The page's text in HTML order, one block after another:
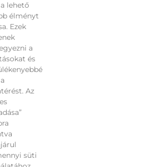
lehető
élményt
Ezek
a
és
Az
süti